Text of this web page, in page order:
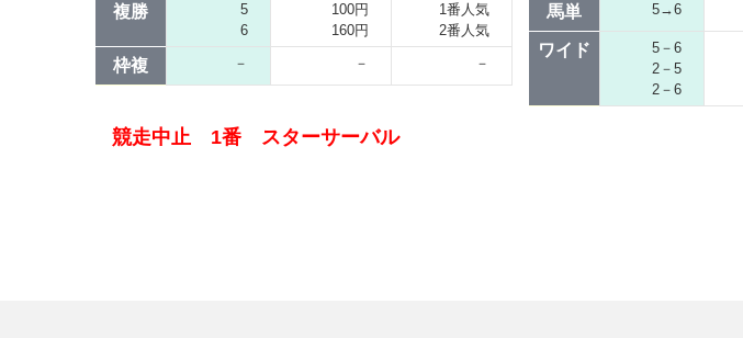
複勝
5
6
100円
160円
1番人気
2番人気
枠複 － － －
馬単 5→6
ワイド
5－6
2－5
2－6
競走中止 1番 スターサーバル